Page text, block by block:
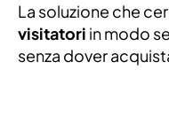
La soluzione che
visitatori in modo
senza dover